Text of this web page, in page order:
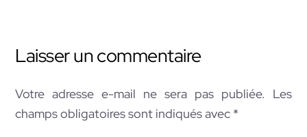
Laisser un commentaire
Votre adresse e-mail ne sera pas publiée.
Les
champs obligatoires sont indiqués avec *